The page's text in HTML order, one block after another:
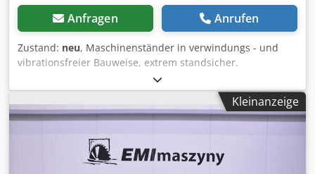
Anfragen Anrufen
Zustand: neu, Maschinenständer in verwindungs - und
vibrationsfreier Bauweise, extrem standsicher.
Schleifaggregat mittels Hebel bis 45° verstellbar.
Schleifband - Oszillation mit separatem Getriebemotor.
Höhenverstellbarer Codpevrvcgjfx Ab Serf Schleiftisch zur
Ausnutzung der gesamten Bandbreite. Höhenverstellbarer
Zusatztisch mit Absaugung zum Schleifen von Radien. Mit
gefederter Bandspannung. made in EU ! Technische
Daten: Tischgröße 750 x 300 mm Tischhöhenverstellung
Kleinanzeige